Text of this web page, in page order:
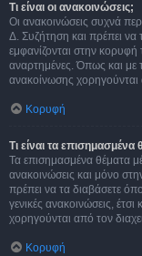
Τι είναι οι ανακοινώσεις;
Οι ανακοινώσεις συχνά
Δ. Συζήτηση και πρέπει να
εμφανίζονται στην κορυφή
αναρτημένες. Όπως και με
ανακοίνωσης χορηγούνται
Κορυφή
Τι είναι τα επισημασμένα
Τα επισημασμένα θέματα
ανακοινώσεις και μόνο
πρέπει να τα διαβάσετε
γενικές ανακοινώσεις,
χορηγούνται από τον
Κορυφή